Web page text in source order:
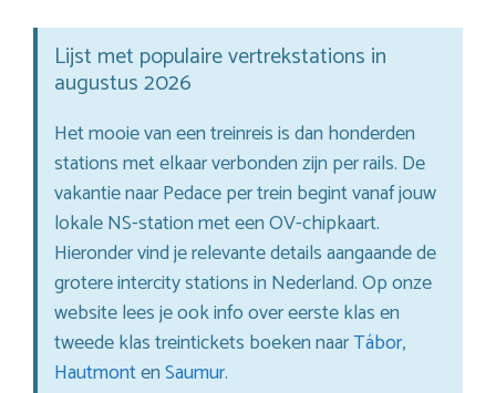
Lijst met populaire vertrekstations in
augustus 2026
Het mooie van een treinreis is dan honderden
stations met elkaar verbonden zijn per rails. De
vakantie naar Pedace per trein begint vanaf jouw
lokale NS-station met een OV-chipkaart.
Hieronder vind je relevante details aangaande de
grotere intercity stations in Nederland. Op onze
website lees je ook info over eerste klas en
tweede klas treintickets boeken naarTábor,
HautmontenSaumur.